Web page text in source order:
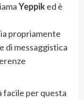
Yeppiked è
propriamente
di messaggistica
facile per questa